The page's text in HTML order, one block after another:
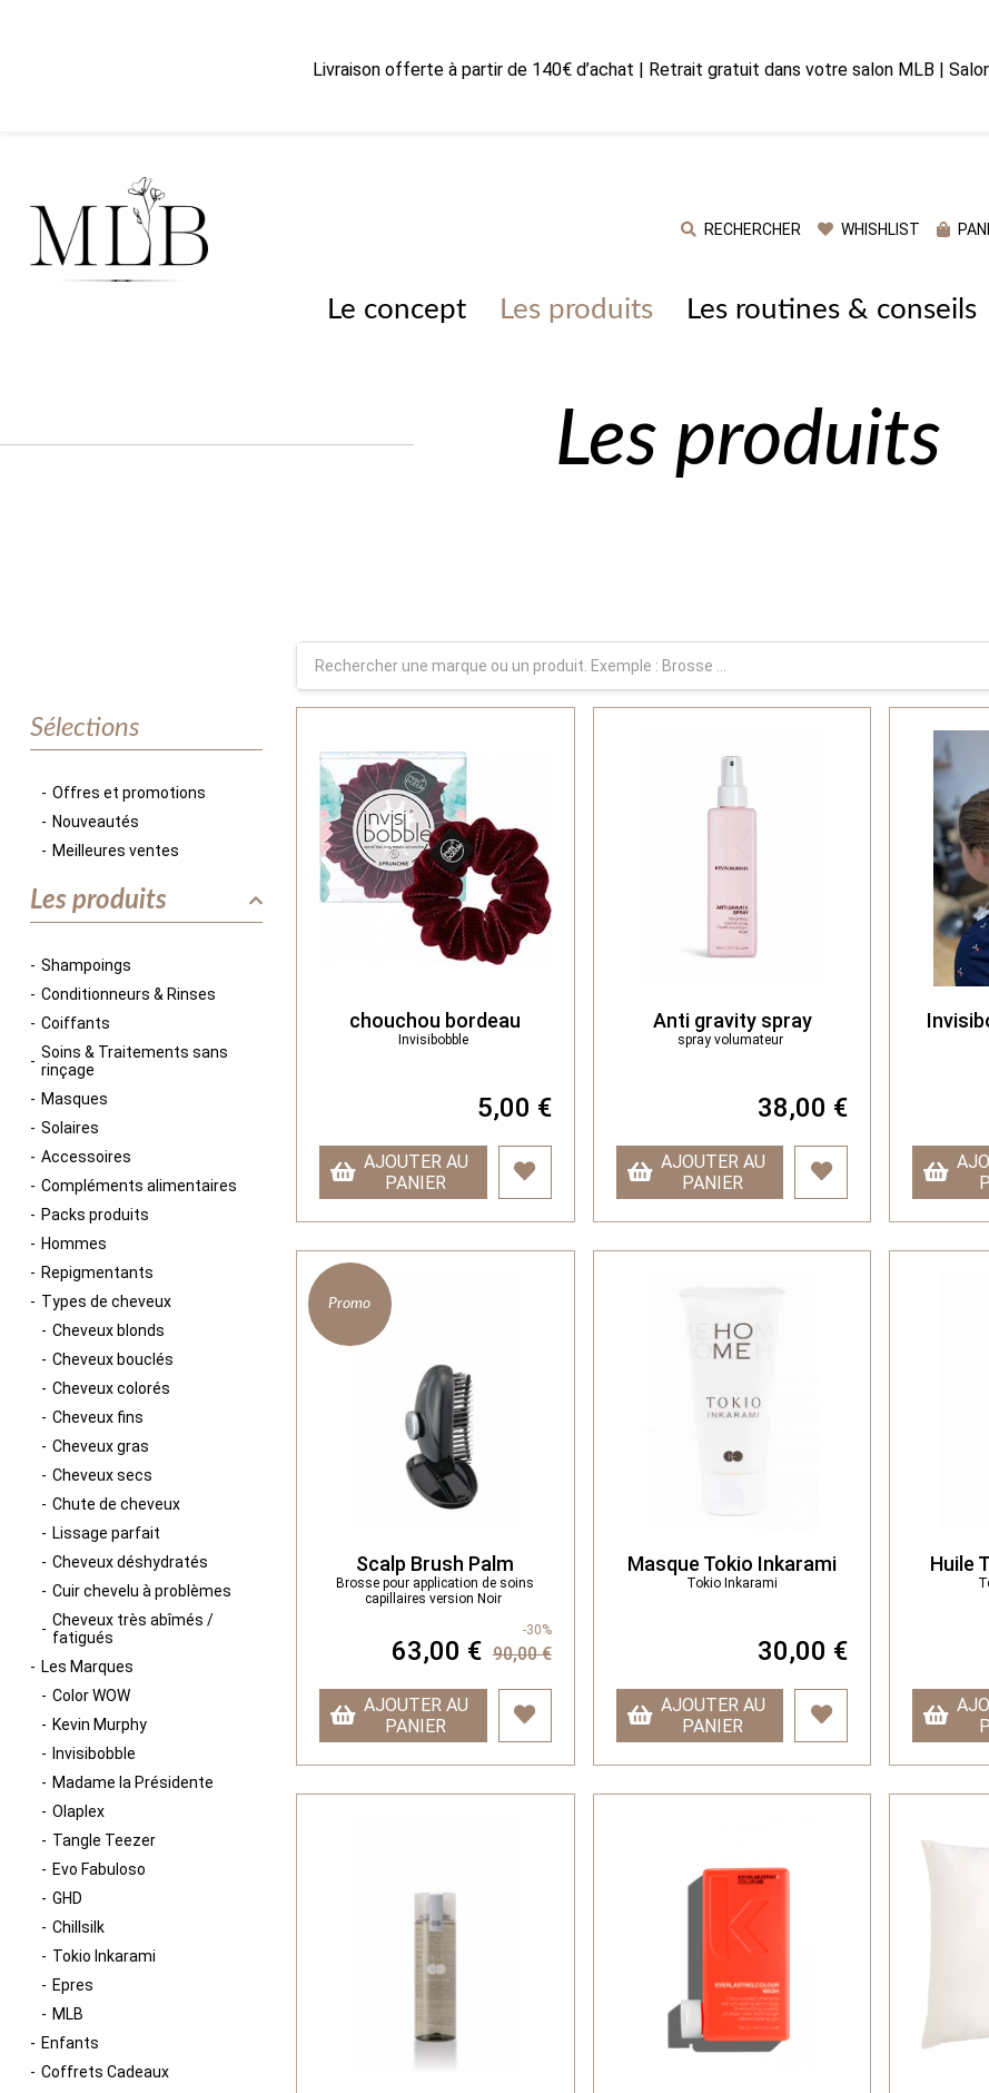
Livraison offerte à partir de 140€ d’achat | Retrait gratuit dans votre salon MLB |
RECHERCHER WHISHLIST
Le concept Les produits Les routines & conseils
Les produits
Sélections
Offres et promotions
Nouveautés
Meilleures ventes
Les produits
Shampoings
Conditionneurs & Rinses
Coiffants
Soins & Traitements sans
rinçage
Masques
Solaires
Accessoires
Compléments alimentaires
Packs produits
Hommes
Repigmentants
Types de cheveux
Cheveux blonds
Cheveux bouclés
Cheveux colorés
Cheveux fins
Cheveux gras
Cheveux secs
Chute de cheveux
Lissage parfait
Cheveux déshydratés
Cuir chevelu à problèmes
Cheveux très abîmés /
fatigués
Les Marques
Color WOW
Kevin Murphy
Invisibobble
Madame la Présidente
Olaplex
Tangle Teezer
Evo Fabuloso
GHD
Chillsilk
Tokio Inkarami
Epres
MLB
Enfants
Coffrets Cadeaux
chouchou bordeau
Invisibobble
5,00 €
AJOUTER AU
PANIER
Anti gravity spray
spray volumateur
38,00 €
AJOUTER AU
PANIER
Scalp Brush Palm
Brosse pour application de soins
capillaires version Noir
63,00 € 90,00 €
-30%
AJOUTER AU
PANIER
Promo
Masque Tokio Inkarami
Tokio Inkarami
30,00 €
AJOUTER AU
PANIER
Huile